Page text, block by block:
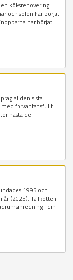
köksrenovering.
och solen har börjat
har börjat
den sista
med förväntansfullt
nästa del i
1995 och
år (2025). Tallkotten
i din